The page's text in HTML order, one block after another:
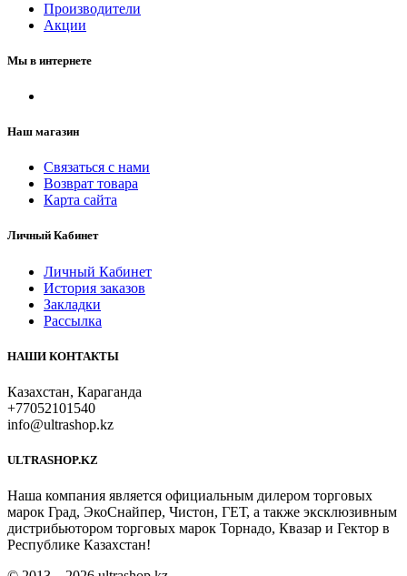
Производители
Акции
Мы в интернете
Наш магазин
Связаться с нами
Возврат товара
Карта сайта
Личный Кабинет
Личный Кабинет
История заказов
Закладки
Рассылка
НАШИ КОНТАКТЫ
Казахстан, Караганда
+77052101540
info@ultrashop.kz
ULTRASHOP.KZ
Наша компания является официальным дилером торговых
марок Град, ЭкоСнайпер, Чистон, ГЕТ, а также эксклюзивным
дистрибьютором торговых марок Торнадо, Квазар и Гектор в
Республике Казахстан!